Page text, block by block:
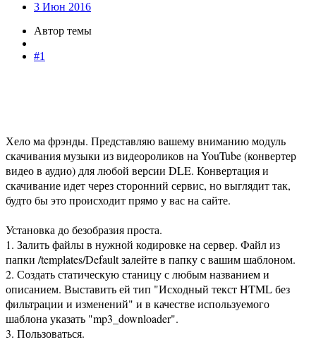
3 Июн 2016
Автор темы
#1
Хело ма фрэнды. Представляю вашему вниманию модуль
скачивания музыки из видеороликов на YouTube (конвертер
видео в аудио) для любой версии DLE. Конвертация и
скачивание идет через сторонний сервис, но выглядит так,
будто бы это происходит прямо у вас на сайте.
Установка до безобразия проста.
1. Залить файлы в нужной кодировке на сервер. Файл из
папки /templates/Default залейте в папку с вашим шаблоном.
2. Создать статическую станицу с любым названием и
описанием. Выставить ей тип "Исходный текст HTML без
фильтрации и изменений" и в качестве используемого
шаблона указать "mp3_downloader".
3. Пользоваться.